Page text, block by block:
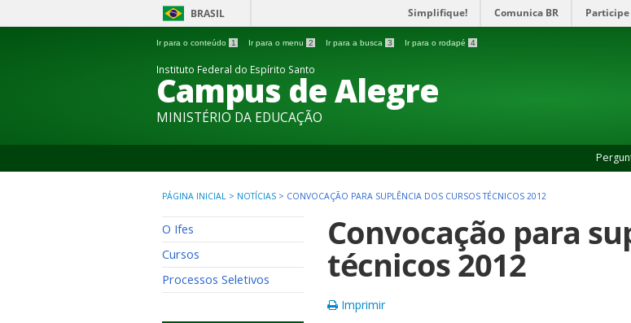
BRASIL Simplifique! Comunica BR Participe
Ir para o conteúdo 1 Ir para o menu 2 Ir para a busca 3 Ir para o rodapé 4
Instituto Federal do Espírito Santo
Campus de Alegre
MINISTÉRIO DA EDUCAÇÃO
PÁGINA INICIAL > NOTÍCIAS > CONVOCAÇÃO PARA SUPLÊNCIA DOS CURSOS TÉCNICOS 2012
O Ifes
Cursos
Processos Seletivos
Convocação para
técnicos 2012
Imprimir